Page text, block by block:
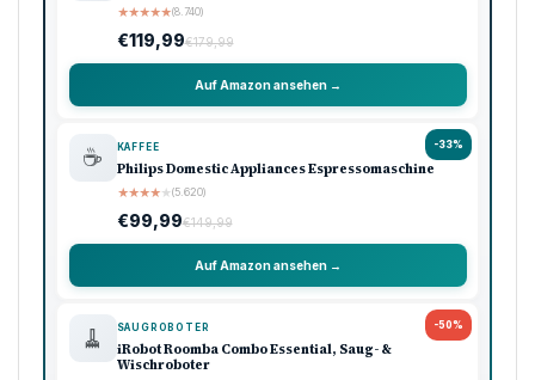
★★★★★(8.740)
€119,99€179,99
Auf Amazon ansehen →
-33%
☕ KAFFEE
Philips Domestic Appliances Espressomaschine
★★★★★(5.620)
€99,99€149,99
Auf Amazon ansehen →
-50%
🧹 SAUGROBOTER
iRobot Roomba Combo Essential, Saug- &
Wischroboter